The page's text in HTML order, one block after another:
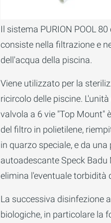
Il sistema PURION POOL
consiste nella filtrazione e
dell'acqua della piscina.
Viene utilizzato per la
ricircolo delle piscine.
valvola a 6 vie "Top Mount"
del filtro in polietilene,
in quarzo speciale, e da
autoadescante Speck
elimina l'eventuale torbidità
La successiva disinfezione
biologiche, in particolare la